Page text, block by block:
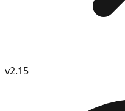
v2.15